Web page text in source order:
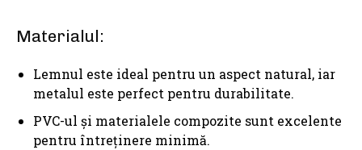
Materialul:
Lemnul este ideal pentru un aspect natural, iar
metalul este perfect pentru durabilitate.
PVC-ul și materialele compozite sunt excelente
pentru întreținere minimă.